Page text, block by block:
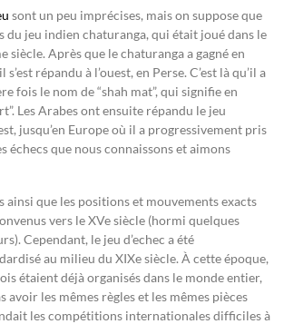
sont un peu imprécises, mais on suppose que
du jeu indien chaturanga, qui était joué dans le
siècle. Après que le chaturanga a gagné en
répandu à l’ouest, en Perse. C’est là qu’il a
fois le nom de “shah mat”, qui signifie en
Les Arabes ont ensuite répandu le jeu
jusqu’en Europe où il a progressivement pris
échecs que nous connaissons et aimons
ainsi que les positions et mouvements exacts
vers le XVe siècle (hormi quelques
Cependant, le jeu d’echec a été
au milieu du XIXe siècle. À cette époque,
étaient déjà organisés dans le monde entier,
avoir les mêmes règles et les mêmes pièces
les compétitions internationales difficiles à